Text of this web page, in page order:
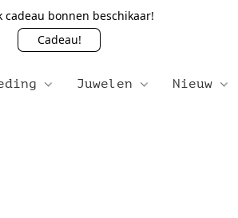
cadeau bonnen beschikaar!
Cadeau!
Juwelen Nieuw